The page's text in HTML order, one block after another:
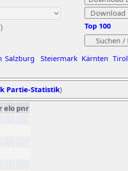
Salzburg Steiermark Kärnten Tirol
Top 100
Partie-Statistik)
elo pnr